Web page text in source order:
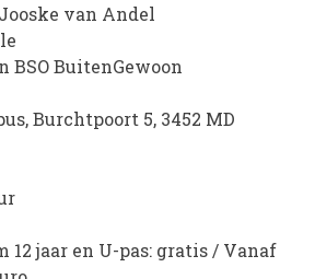
van Andel
BSO BuitenGewoon
Burchtpoort 5, 3452 MD
12 jaar en U-pas: gratis / Vanaf